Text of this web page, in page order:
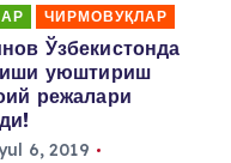
ЧИРМОВУҚЛАР
Ўзбекистонда
уюштириш
режалари
6, 2019